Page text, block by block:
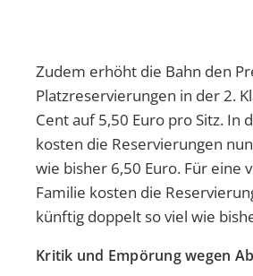
Zudem erhöht die Bahn den
Platzreservierungen in der 2.
Cent auf 5,50 Euro pro Sitz. In
kosten die Reservierungen
wie bisher 6,50 Euro. Für eine
Familie kosten die
künftig doppelt so viel wie
Kritik und Empörung wegen